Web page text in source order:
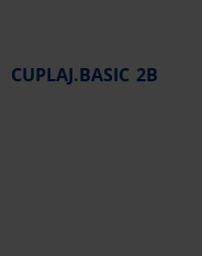
CUPLAJ.BASIC 2B